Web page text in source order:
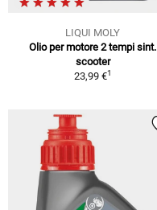
LIQUI MOLY
Olio per motore 2 tempi sint.
scooter
23,99 €1